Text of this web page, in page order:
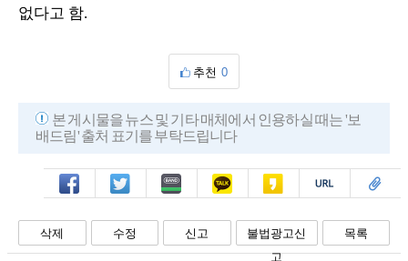
없다고 함.
추천 0
본 게시물을 뉴스 및 기타 매체에서 인용하실 때는 '보
배드림' 출처 표기를 부탁드립니다
페북 트윗 밴드 카톡 카스 복사 스크랩
삭제 수정 신고
불법광고신
고
목록